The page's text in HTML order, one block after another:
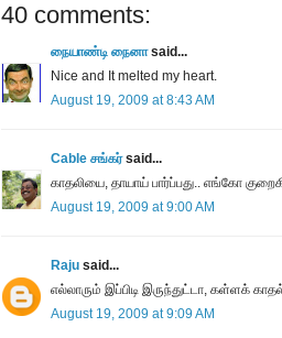
40 comments:
நையாண்டி நைனாsaid...
Nice and It melted my heart.
August 19, 2009 at 8:43 AM
Cable சங்கர்said...
காதலியை, தாயாய் பார்ப்பது.. எங்கோ
August 19, 2009 at 9:00 AM
Raju said...
எல்லாரும் இப்பிடி இருந்துட்டா, கள்ளக்
August 19, 2009 at 9:09 AM